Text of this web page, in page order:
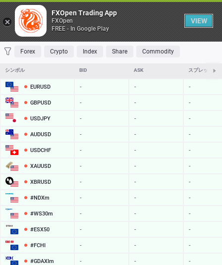
Table
FAVORITES MOST TRADED TOP RISERS TOP FALLERS MOST
Forex Crypto Index Share Commodity
シンボル BID ASK スプレッド
EURUSD - - -
GBPUSD - - -
USDJPY - - -
AUDUSD - - -
USDCHF - - -
XAUUSD - - -
XBRUSD - - -
#NDXm - - -
#WS30m - - -
#ESX50 - - -
#FCHI - - -
#GDAXIm - - -
FXOpen Trading App
FXOpen
FREE - In Google Play
VIEW